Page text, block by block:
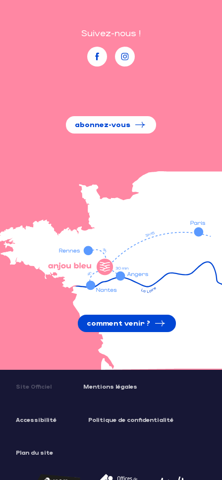
Suivez-nous !
abonnez-vous
comment venir ?
Site Officiel Mentions légales
Accessibilité Politique de confidentialité
Plan du site